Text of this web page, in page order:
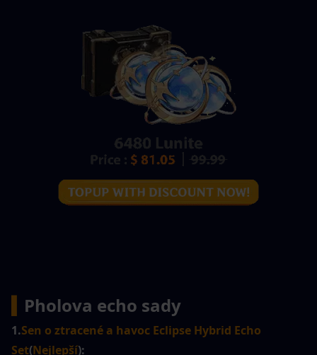
Pholova echo sady
1.Sen o ztracené a havoc Eclipse Hybrid Echo
Set(Nejlepší):